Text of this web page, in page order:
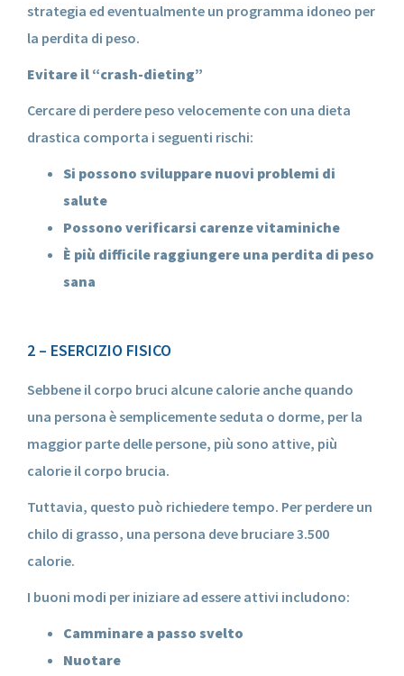
strategia ed eventualmente un programma idoneo per
la perdita di peso.
Evitare il “crash-dieting”
Cercare di perdere peso velocemente con una dieta
drastica comporta i seguenti rischi:
Si possono sviluppare nuovi problemi di
salute
Possono verificarsi carenze vitaminiche
È più difficile raggiungere una perdita di peso
sana
2 – ESERCIZIO FISICO
Sebbene il corpo bruci alcune calorie anche quando
una persona è semplicemente seduta o dorme, per la
maggior parte delle persone, più sono attive, più
calorie il corpo brucia.
Tuttavia, questo può richiedere tempo. Per perdere un
chilo di grasso, una persona deve bruciare 3.500
calorie.
I buoni modi per iniziare ad essere attivi includono:
Camminare a passo svelto
Nuotare